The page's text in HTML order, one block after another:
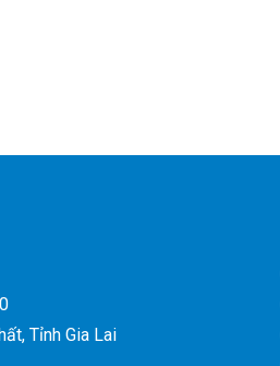
Tỉnh Gia Lai